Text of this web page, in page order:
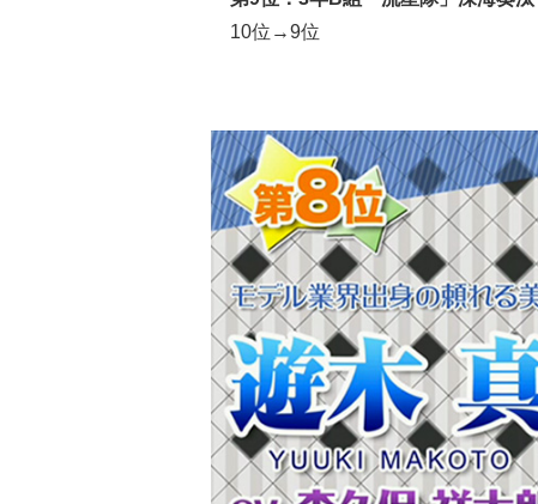
10位→9位